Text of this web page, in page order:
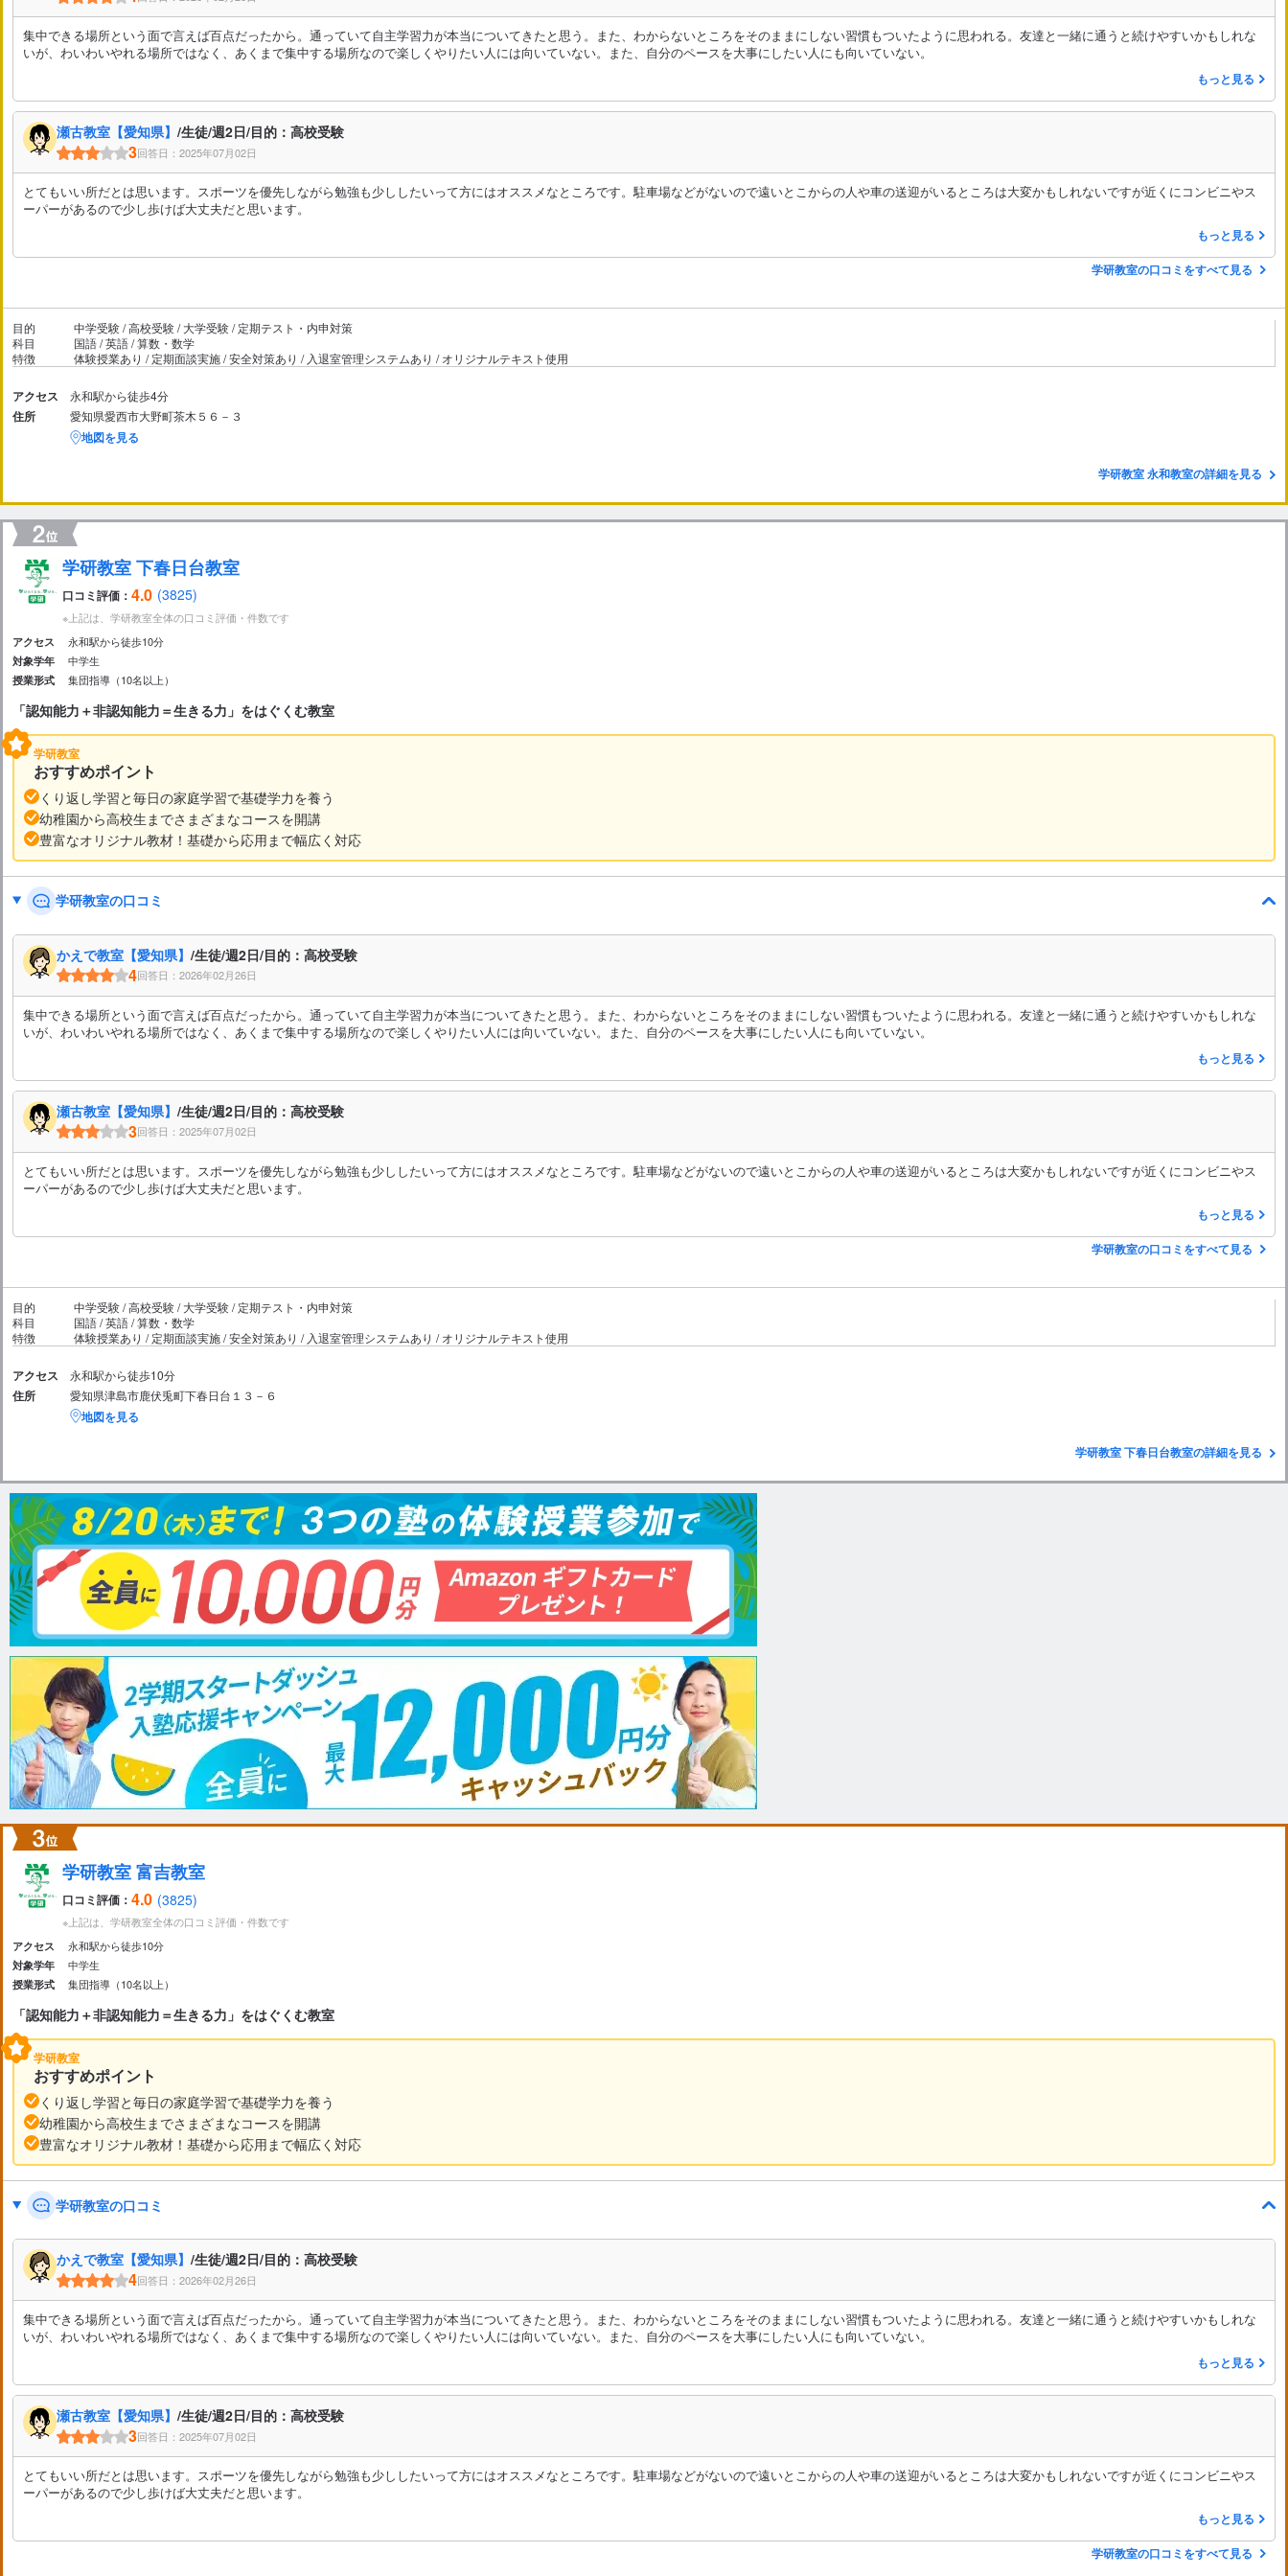
集中できる場所という面で言えば百点だったから。通っていて自主学習力が本当についてきたと思う。また、わからないところをそのままにしない習慣もついたように思われる。友達と一緒に通うと続けやすいかもしれな
いが、わいわいやれる場所ではなく、あくまで集中する場所なので楽しくやりたい人には向いていない。また、自分のペースを大事にしたい人にも向いていない。
もっと見る
瀬古教室【愛知県】 /生徒/週2日/目的：高校受験
3回答日：2025年07月02日
とてもいい所だとは思います。スポーツを優先しながら勉強も少ししたいって方にはオススメなところです。駐車場などがないので遠いとこからの人や車の送迎がいるところは大変かもしれないですが近くにコンビニやス
ーパーがあるので少し歩けば大丈夫だと思います。
もっと見る
学研教室の口コミをすべて見る
目的
中学受験 / 高校受験 / 大学受験 / 定期テスト・内申対策
科目
国語 / 英語 / 算数・数学
特徴
体験授業あり / 定期面談実施 / 安全対策あり / 入退室管理システムあり / オリジナルテキスト使用
アクセス 永和駅から徒歩4分
住所 愛知県愛西市大野町茶木５６－３
地図を見る
学研教室 永和教室の詳細を見る
学研教室 下春日台教室
口コミ評価： 4.0 (3825)
※上記は、学研教室全体の口コミ評価・件数です
アクセス 永和駅から徒歩10分
対象学年 中学生
授業形式 集団指導（10名以上）
「認知能力＋非認知能力＝生きる力」をはぐくむ教室
学研教室
おすすめポイント
くり返し学習と毎日の家庭学習で基礎学力を養う
幼稚園から高校生までさまざまなコースを開講
豊富なオリジナル教材！基礎から応用まで幅広く対応
学研教室の口コミ
かえで教室【愛知県】 /生徒/週2日/目的：高校受験
4回答日：2026年02月26日
集中できる場所という面で言えば百点だったから。通っていて自主学習力が本当についてきたと思う。また、わからないところをそのままにしない習慣もついたように思われる。友達と一緒に通うと続けやすいかもしれな
いが、わいわいやれる場所ではなく、あくまで集中する場所なので楽しくやりたい人には向いていない。また、自分のペースを大事にしたい人にも向いていない。
もっと見る
瀬古教室【愛知県】 /生徒/週2日/目的：高校受験
3回答日：2025年07月02日
とてもいい所だとは思います。スポーツを優先しながら勉強も少ししたいって方にはオススメなところです。駐車場などがないので遠いとこからの人や車の送迎がいるところは大変かもしれないですが近くにコンビニやス
ーパーがあるので少し歩けば大丈夫だと思います。
もっと見る
学研教室の口コミをすべて見る
目的
中学受験 / 高校受験 / 大学受験 / 定期テスト・内申対策
科目
国語 / 英語 / 算数・数学
特徴
体験授業あり / 定期面談実施 / 安全対策あり / 入退室管理システムあり / オリジナルテキスト使用
アクセス 永和駅から徒歩10分
住所 愛知県津島市鹿伏兎町下春日台１３－６
地図を見る
学研教室 下春日台教室の詳細を見る
学研教室 富吉教室
口コミ評価： 4.0 (3825)
※上記は、学研教室全体の口コミ評価・件数です
アクセス 永和駅から徒歩10分
対象学年 中学生
授業形式 集団指導（10名以上）
「認知能力＋非認知能力＝生きる力」をはぐくむ教室
学研教室
おすすめポイント
くり返し学習と毎日の家庭学習で基礎学力を養う
幼稚園から高校生までさまざまなコースを開講
豊富なオリジナル教材！基礎から応用まで幅広く対応
学研教室の口コミ
かえで教室【愛知県】 /生徒/週2日/目的：高校受験
4回答日：2026年02月26日
集中できる場所という面で言えば百点だったから。通っていて自主学習力が本当についてきたと思う。また、わからないところをそのままにしない習慣もついたように思われる。友達と一緒に通うと続けやすいかもしれな
いが、わいわいやれる場所ではなく、あくまで集中する場所なので楽しくやりたい人には向いていない。また、自分のペースを大事にしたい人にも向いていない。
もっと見る
瀬古教室【愛知県】 /生徒/週2日/目的：高校受験
3回答日：2025年07月02日
とてもいい所だとは思います。スポーツを優先しながら勉強も少ししたいって方にはオススメなところです。駐車場などがないので遠いとこからの人や車の送迎がいるところは大変かもしれないですが近くにコンビニやス
ーパーがあるので少し歩けば大丈夫だと思います。
もっと見る
学研教室の口コミをすべて見る